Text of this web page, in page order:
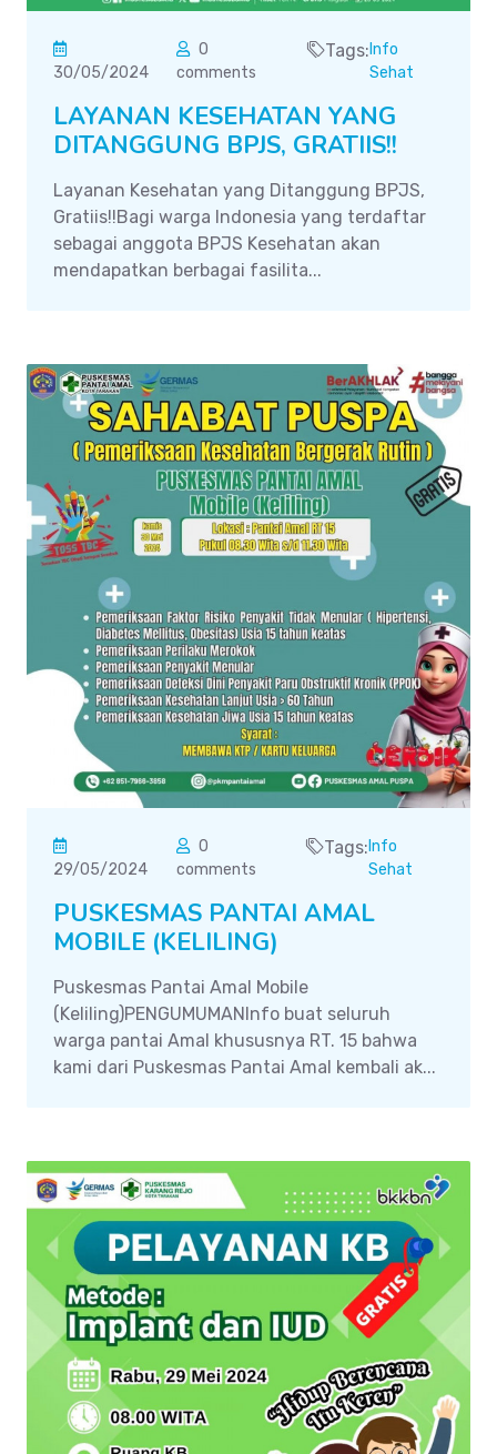
30/05/2024
0
comments
Tags: Info
Sehat
LAYANAN KESEHATAN YANG
DITANGGUNG BPJS, GRATIIS!!
Layanan Kesehatan yang Ditanggung BPJS,
Gratiis!!Bagi warga Indonesia yang terdaftar
sebagai anggota BPJS Kesehatan akan
mendapatkan berbagai fasilita...
29/05/2024
0
comments
Tags:Info
Sehat
PUSKESMAS PANTAI AMAL
MOBILE (KELILING)
Puskesmas Pantai Amal Mobile
(Keliling)PENGUMUMANInfo buat seluruh
warga pantai Amal khususnya RT. 15 bahwa
kami dari Puskesmas Pantai Amal kembali ak...